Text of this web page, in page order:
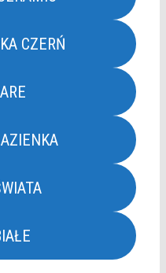
CZERŃ